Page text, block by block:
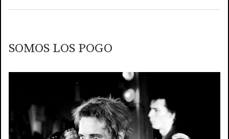
SOMOS LOS POGO